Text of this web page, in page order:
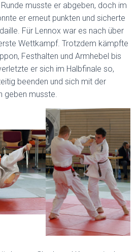
musste er abgeben, doch im
er erneut punkten und sicherte
Für Lennox war es nach über
Wettkampf. Trotzdem kämpfte
Festhalten und Armhebel bis
er sich im Halbfinale so,
beenden und sich mit der
geben musste.